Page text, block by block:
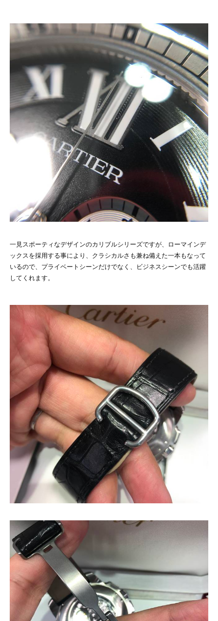
一見スポーティなデザインのカリブルシリーズですが、ローマインデ
ックスを採用する事により、クラシカルさも兼ね備えた一本もなって
いるので、プライベートシーンだけでなく、ビジネスシーンでも活躍
してくれます。